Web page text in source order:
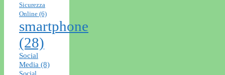
Sicurezza
Online (6)
smartphone
(28)
Social
Media (8)